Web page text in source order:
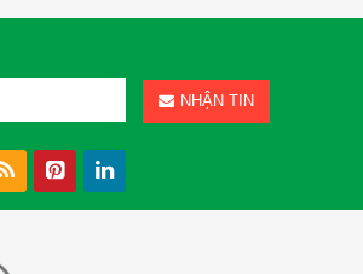
NHẬN TIN